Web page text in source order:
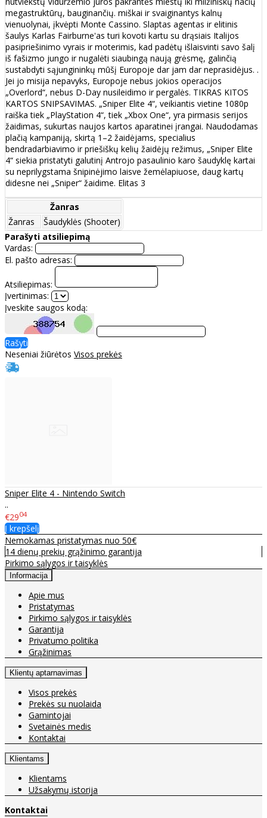
megastruktūrų, bauginančių. miškai ir svaiginantys kalnų
vienuolynai, įkvėpti Monte Cassino. Slaptas agentas ir elitinis
šaulys Karlas Fairburne'as turi kovoti kartu su drąsiais Italijos
pasipriešinimo vyrais ir moterimis, kad padėtų išlaisvinti savo šalį
iš fašizmo jungo ir nugalėti siaubingą naują grėsmę, galinčią
sustabdyti sąjungininkų mūšį Europoje dar jam dar neprasidėjus. .
Jei jo misija nepavyks, Europoje nebus jokios operacijos
„Overlord“, nebus D-Day nusileidimo ir pergalės. TIKRAS KITOS
KARTOS SNIPSAVIMAS. „Sniper Elite 4“, veikiantis vietine 1080p
raiška tiek „PlayStation 4“, tiek „Xbox One“, yra pirmasis serijos
žaidimas, sukurtas naujos kartos aparatinei įrangai. Naudodamas
plačią kampaniją, skirtą 1–2 žaidėjams, specialius
bendradarbiavimo ir priešiškų kelių žaidėjų režimus, „Sniper Elite
4“ siekia pristatyti galutinį Antrojo pasaulinio karo šaudyklę kartai
su neprilygstama šnipinėjimo laisve žemėlapiuose, daug kartų
didesne nei „Sniper“ žaidime. Elitas 3
Žanras
Žanras
Šaudyklės (Shooter)
Parašyti atsiliepimą
Vardas:
El. pašto adresas:
Atsiliepimas:
Įvertinimas:
Įveskite saugos kodą:
Rašyti
Neseniai žiūrėtos Visos prekės
Sniper Elite 4 - Nintendo Switch
..
€2904
Į krepšelį
Nemokamas pristatymas nuo 50€
14 dienų prekių grąžinimo garantija
Pirkimo sąlygos ir taisyklės
Informacija
Apie mus
Pristatymas
Pirkimo sąlygos ir taisyklės
Garantija
Privatumo politika
Grąžinimas
Klientų aptarnavimas
Visos prekės
Prekės su nuolaida
Gamintojai
Svetainės medis
Kontaktai
Klientams
Klientams
Užsakymų istorija
Kontaktai